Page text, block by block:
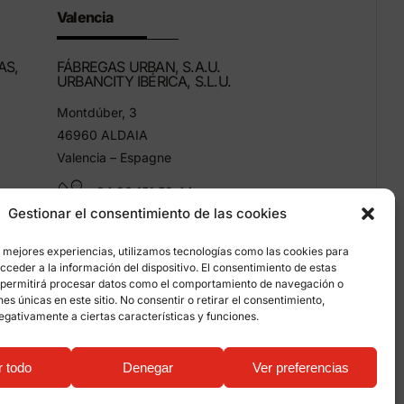
Gestionar el consentimiento de las cookies
experiencias, utilizamos tecnologías como las cookies para
a la información del dispositivo. El consentimiento de estas
procesar datos como el comportamiento de navegación o
únicas en este sitio. No consentir o retirar el consentimiento,
a ciertas características y funciones.
todo Denegar Ver preferencias
Valencia
FÁBREGAS URBAN, S.A.U.
URBANCITY IBÉRICA, S.L.U.
Montdúber, 3
46960 ALDAIA
Valencia – Espagne
+34 96 151 53 44